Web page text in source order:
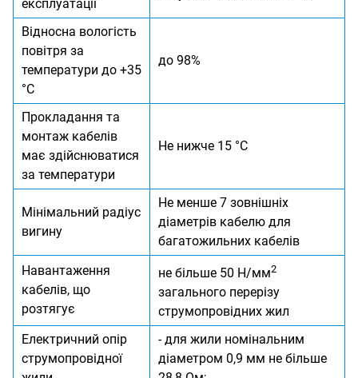
експлуатації
Відносна вологість
повітря за
температури до +35
°С
до 98%
Прокладання та
монтаж кабелів
має здійснюватися
за температури
Не нижче 15 °С
Мінімальний радіус
вигину
Не менше 7 зовнішніх
діаметрів кабелю для
багатожильних кабелів
Навантаження
кабелів, що
розтягує
не більше 50 Н/мм2
загального перерізу
струмопровідних жил
Електричний опір
струмопровідної
- для жили номінальним
діаметром 0,9 мм не більше